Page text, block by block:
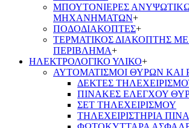
ΜΠΟΥΤΟΝΙΕΡΕΣ
ΜΗΧΑΝΗΜΑΤΩΝ+
ΠΟΔΟΔΙΑΚΟΠΤΕΣ+
ΤΕΡΜΑΤΙΚΟΣ ΔΙΑΚΟΠΤΗΣ
ΠΕΡΙΒΛΗΜΑ+
ΗΛΕΚΤΡΟΛΟΓΙΚΟ ΥΛΙΚΟ+
ΑΥΤΟΜΑΤΙΣΜΟΙ ΘΥΡΩΝ ΚΑΙ
ΔΕΚΤΕΣ
ΠΙΝΑΚΕΣ ΕΛΕΓΧΟΥ
ΣΕΤ ΤΗΛΕΧΕΙΡΙΣΜΟΥ
ΤΗΛΕΧΕΙΡΙΣΤΗΡΙΑ